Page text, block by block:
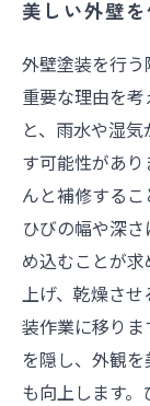
美しい外壁
外壁塗装を行
重要な理由を
と、雨水や湿
す可能性があ
んと補修するこ
ひびの幅や深
め込むことが
上げ、乾燥さ
装作業に移り
を隠し、外観
も向上します